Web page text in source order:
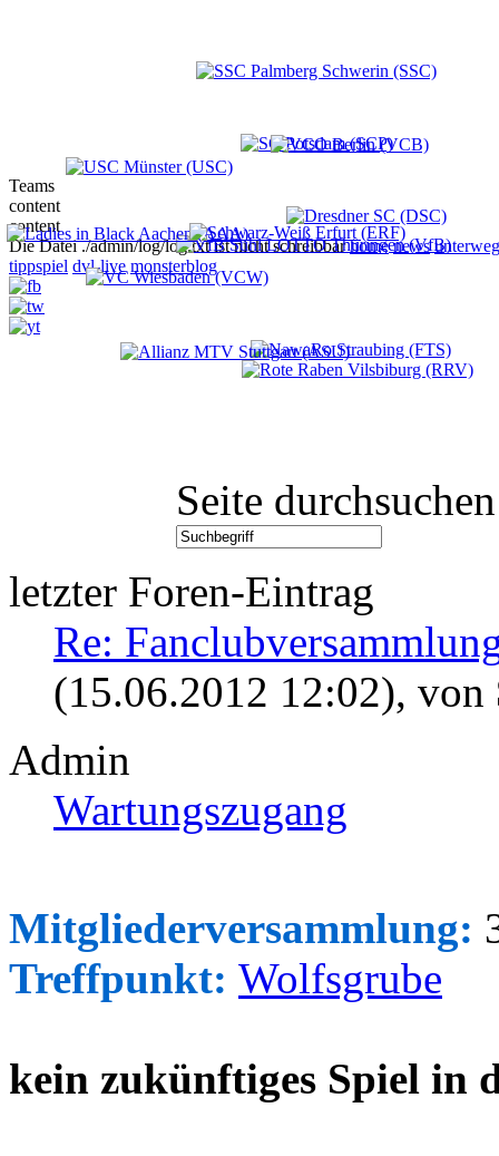
Teams
content
content
Die Datei ./admin/log/log.txt ist nicht schreibbarhome news
tippspiel dvl-live monsterblog
Seite durchsuchen
letzter Foren-Eintrag
Re:
(15.06.2012 12:02), von
Admin
Wartungszugang
Mitgliederversammlung:
Treffpunkt: Wolfsgrube
kein zukünftiges Spiel in